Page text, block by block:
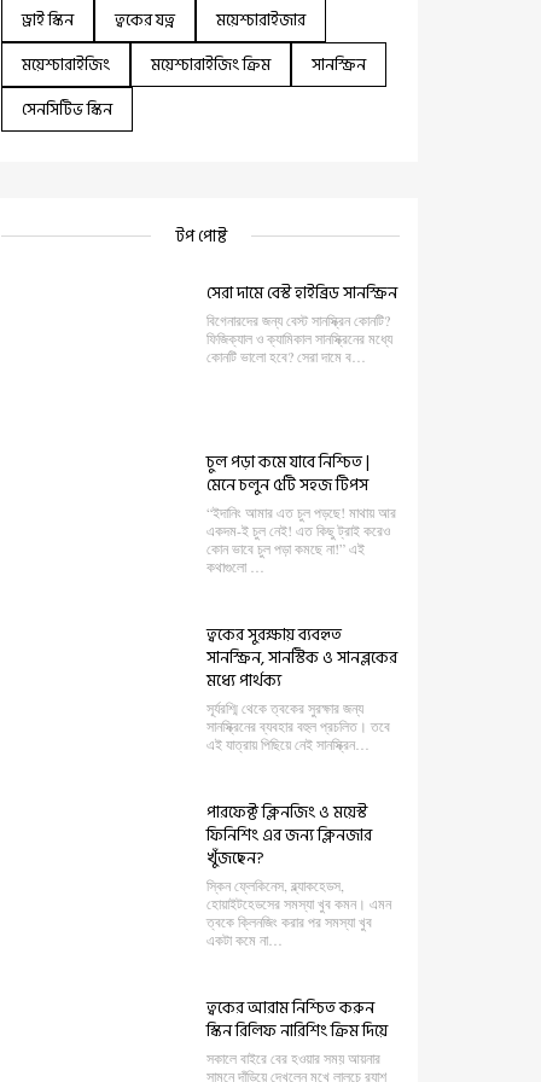
ড্রাই স্কিন
ত্বকের যত্ন
ময়েশ্চারাইজার
ময়েশ্চারাইজিং
ময়েশ্চারাইজিং ক্রিম
সানস্ক্রিন
সেনসিটিভ স্কিন
টপ পোষ্ট
সেরা দামে বেস্ট হাইব্রিড সানস্ক্রিন
বিগেনারদের জন্য বেস্ট সানস্ক্রিন কোনটি?
ফিজিক্যাল ও ক্যামিকাল সানস্ক্রিনের মধ্যে
কোনটি ভালো হবে? সেরা দামে ব…
চুল পড়া কমে যাবে নিশ্চিত |
মেনে চলুন ৫টি সহজ টিপস
“ইদানিং আমার এত চুল পড়ছে! মাথায় আর
একদম-ই চুল নেই! এত কিছু ট্রাই করেও
কোন ভাবে চুল পড়া কমছে না!” এই
কথাগুলো …
ত্বকের সুরক্ষায় ব্যবহৃত
সানস্ক্রিন, সানস্টিক ও সানব্লকের
মধ্যে পার্থক্য
সূর্যরশ্মি থেকে ত্বকের সুরক্ষার জন্য
সানস্ক্রিনের ব্যবহার বহুল প্রচলিত। তবে
এই যাত্রায় পিছিয়ে নেই সানস্ক্রিন…
পারফেক্ট ক্লিনজিং ও ময়েস্ট
ফিনিশিং এর জন্য ক্লিনজার
খুঁজছেন?
স্কিন ফ্লেকিনেস, ব্ল্যাকহেডস,
হোয়াইটহেডসের সমস্যা খুব কমন। এমন
ত্বকে ক্লিনজিং করার পর সমস্যা খুব
একটা কমে না…
ত্বকের আরাম নিশ্চিত করুন
স্কিন রিলিফ নারিশিং ক্রিম দিয়ে
সকালে বাইরে বের হওয়ার সময় আয়নার
সামনে দাঁড়িয়ে দেখলেন মুখে লালচে র‍্যাশ